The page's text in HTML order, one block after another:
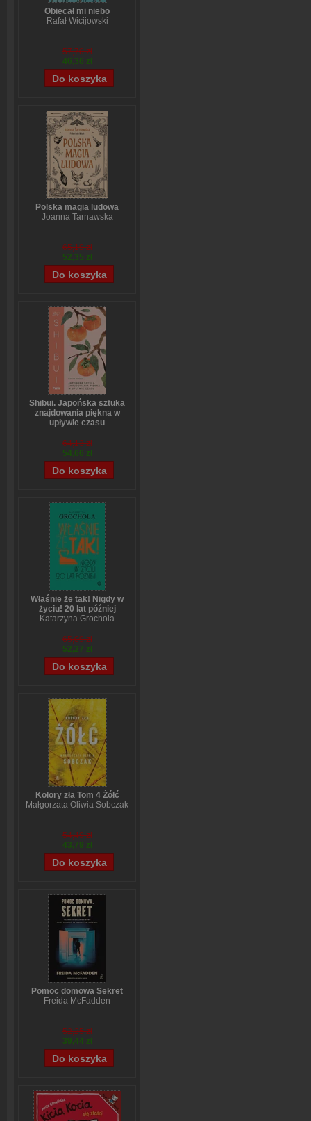
Obiecał mi niebo
Rafał Wicijowski
57,70 zł
46,36 zł
Polska magia ludowa
Joanna Tarnawska
65,19 zł
52,35 zł
Shibui. Japońska sztuka
znajdowania piękna w
upływie czasu
64,13 zł
54,66 zł
Właśnie że tak! Nigdy w
życiu! 20 lat później
Katarzyna Grochola
65,09 zł
52,27 zł
Kolory zła Tom 4 Żółć
Małgorzata Oliwia Sobczak
54,49 zł
43,79 zł
Pomoc domowa Sekret
Freida McFadden
52,25 zł
39,44 zł